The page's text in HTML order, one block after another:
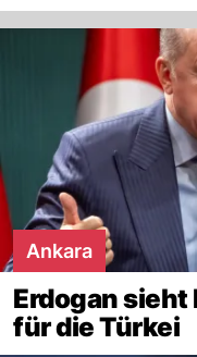
Ankara
Erdogan sieht
für die Türkei